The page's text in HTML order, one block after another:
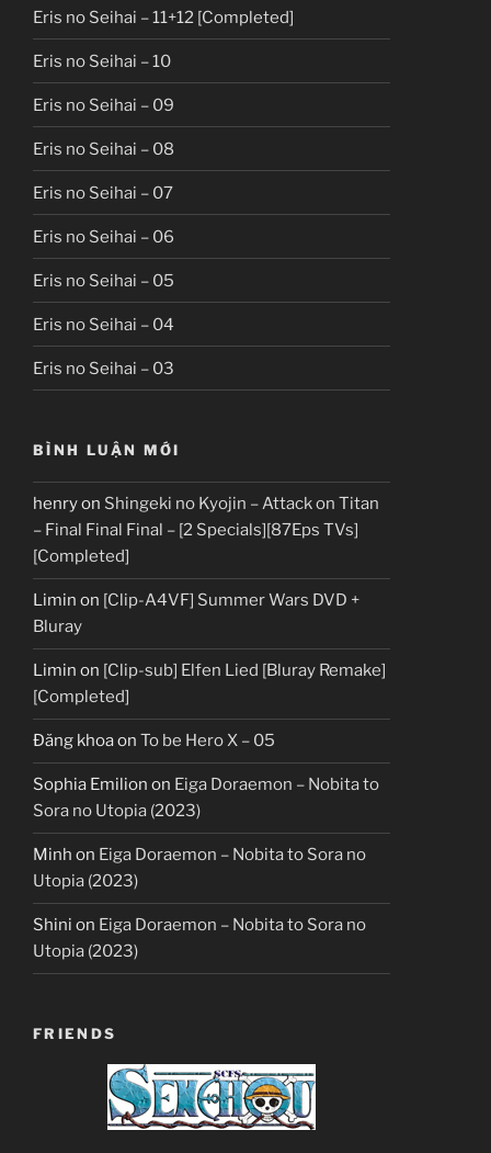
Eris no Seihai – 11+12 [Completed]
Eris no Seihai – 10
Eris no Seihai – 09
Eris no Seihai – 08
Eris no Seihai – 07
Eris no Seihai – 06
Eris no Seihai – 05
Eris no Seihai – 04
Eris no Seihai – 03
BÌNH LUẬN MỚI
henryon Shingeki no Kyojin – Attack on Titan
– Final Final Final – [2 Specials][87Eps TVs]
[Completed]
Limin on [Clip-A4VF] Summer Wars DVD +
Bluray
Limin on [Clip-sub] Elfen Lied [Bluray Remake]
[Completed]
Đăng khoaon To be Hero X – 05
Sophia Emilion on Eiga Doraemon – Nobita to
Sora no Utopia (2023)
Minh on Eiga Doraemon – Nobita to Sora no
Utopia (2023)
Shini on Eiga Doraemon – Nobita to Sora no
Utopia (2023)
FRIENDS